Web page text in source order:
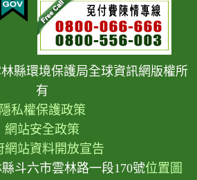
縣環境保護局全球資訊網版權所
有
隱私權保護政策
網站安全政策
網站資料開放宣告
斗六市雲林路一段170號位置圖